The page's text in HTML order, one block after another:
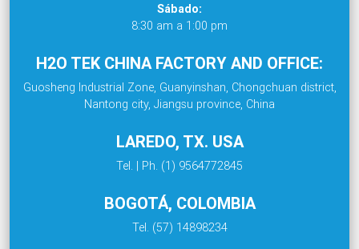
Sábado:
8:30 am a 1:00 pm
H2O TEK CHINA FACTORY AND OFFICE:
Guosheng Industrial Zone, Guanyinshan, Chongchuan district,
Nantong city, Jiangsu province, China
LAREDO, TX. USA
Tel. | Ph. (1) 9564772845
BOGOTÁ, COLOMBIA
Tel. (57) 14898234